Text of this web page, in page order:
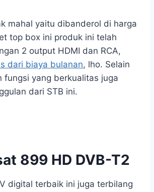
mahal yaitu dibanderol di harga
top box ini produk ini telah
2 output HDMI dan RCA,
dari biaya bulanan, lho. Selain
fungsi yang berkualitas juga
dari STB ini.
899 HD DVB-T2
digital terbaik ini juga terbilang